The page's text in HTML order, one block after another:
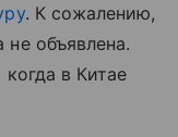
. К сожалению,
объявлена.
в Китае